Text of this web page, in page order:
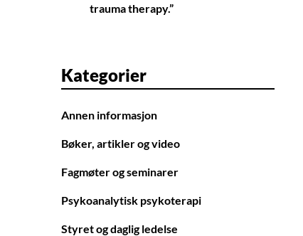
trauma therapy.”
Kategorier
Annen informasjon
Bøker, artikler og video
Fagmøter og seminarer
Psykoanalytisk psykoterapi
Styret og daglig ledelse